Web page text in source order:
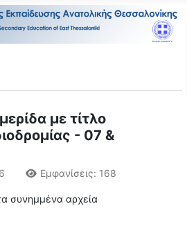
με τίτλο
- 07 &
Εμφανίσεις: 168
συνημμένα αρχεία